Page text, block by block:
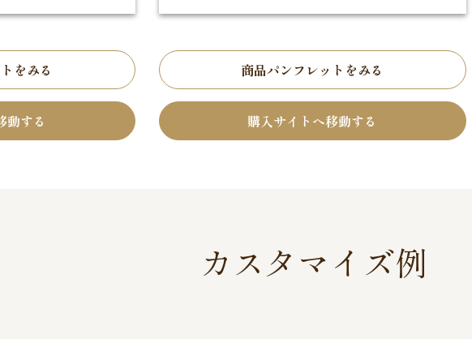
をみる
動する
商品パンフレットをみる
購入サイトへ移動する
カスタマイズ例